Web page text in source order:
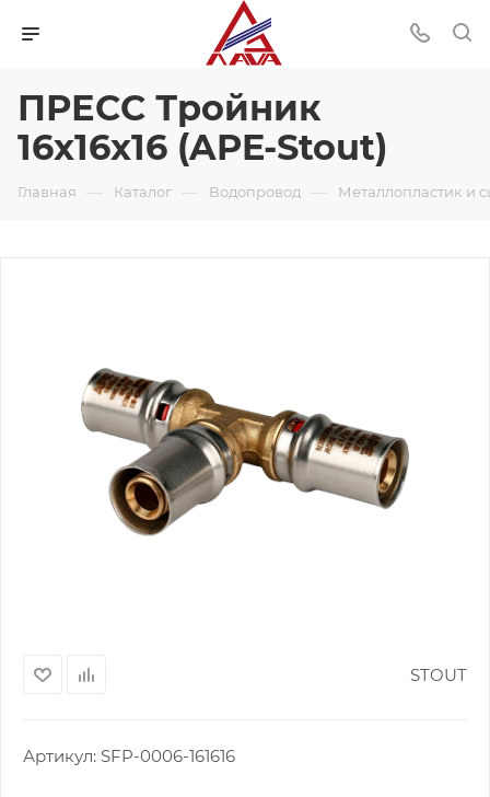
ПРЕСС Тройник
16х16х16 (APE-Stout)
Главная — Каталог — Водопровод — Металлопластик и
STOUT
Артикул: SFP-0006-161616